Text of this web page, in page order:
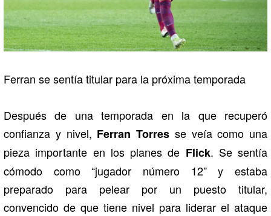
Ferran se sentía titular para la próxima temporada
Después de una temporada en la que recuperó
confianza y nivel, Ferran Torres se veía como una
pieza importante en los planes de Flick. Se sentía
cómodo como “jugador número 12” y estaba
preparado para pelear por un puesto titular,
convencido de que tiene nivel para liderar el ataque